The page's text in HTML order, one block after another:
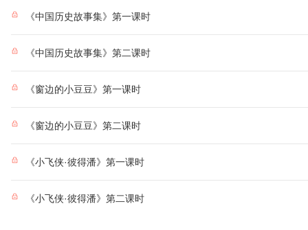
《中国历史故事集》第一课时
《中国历史故事集》第二课时
《窗边的小豆豆》第一课时
《窗边的小豆豆》第二课时
《小飞侠·彼得潘》第一课时
《小飞侠·彼得潘》第二课时